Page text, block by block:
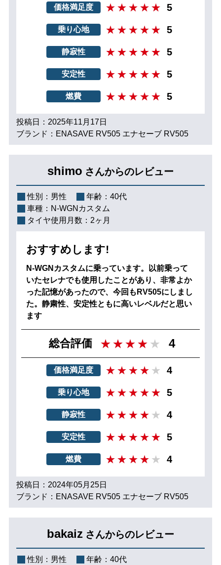
価格満足度 5
乗り心地 5
静寂性 5
安定性 5
燃費 5
投稿日：2025年11月17日
ブランド：ENASAVE RV505 エナセーブ RV505
shimo さんからのレビュー
性別： 男性 年齢： 40代
車種： N-WGNカスタム
タイヤ使用月数： 2ヶ月
おすすめします!
N-WGNカスタムに乗っています。以前乗って
いたセレナでも使用したことがあり、非常よか
った記憶があったので、今回もRV505にしまし
た。静粛性、安定性ともに高いレベルだと思い
ます
総合評価 4
価格満足度 4
乗り心地 5
静寂性 4
安定性 5
燃費 4
投稿日：2024年05月25日
ブランド：ENASAVE RV505 エナセーブ RV505
bakaiz さんからのレビュー
性別： 男性 年齢： 40代